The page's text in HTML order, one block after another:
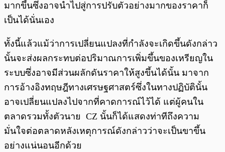
มากขึ้นซึ่งอาจนำไปสู่การปรับตัวอย่างมากของราคาก็
เป็นได้นั่นเอง
ทั้งนี้แล้วแม้ว่าการเปลี่ยนแปลงที่กำลังจะเกิดขึ้นดังกล่าว
นั้นจะส่งผลกระทบต่อปริมาณการเพิ่มขึ้นของเหรียญใน
ระบบซึ่งอาจมีส่วนผลักดันราคาให้สูงขึ้นได้นั้น มาจาก
การอ้างอิงทฤษฎีทางเศรษฐศาสตร์ซึ่งในทางปฏิบัตินั้น
อาจเปลี่ยนแปลงไปจากที่คาดการณ์ไว้ได้ แต่ผู้คนใน
ตลาดรวมทั้งตัวนาย CZ นั้นก็ได้แสดงท่าทีถึงความ
มั่นใจต่อตลาดหลังเหตุการณ์ดังกล่าวว่าจะเป็นขาขึ้น
อย่างแน่นอนอีกด้วย